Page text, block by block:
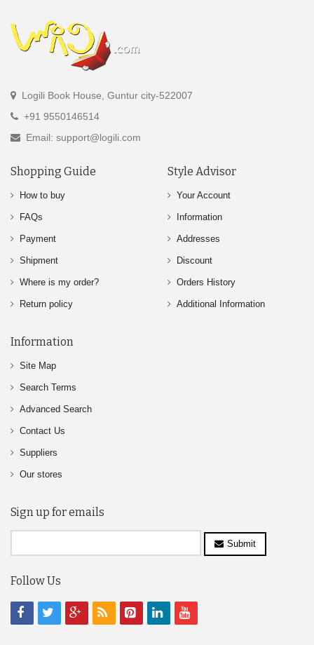
Logili Book House, Guntur city-522007
+91 9550146514
Email: support@logili.com
Shopping Guide
How to buy
FAQs
Payment
Shipment
Where is my order?
Return policy
Style Advisor
Your Account
Information
Addresses
Discount
Orders History
Additional Information
Information
Site Map
Search Terms
Advanced Search
Contact Us
Suppliers
Our stores
Sign up for emails
Submit
Follow Us